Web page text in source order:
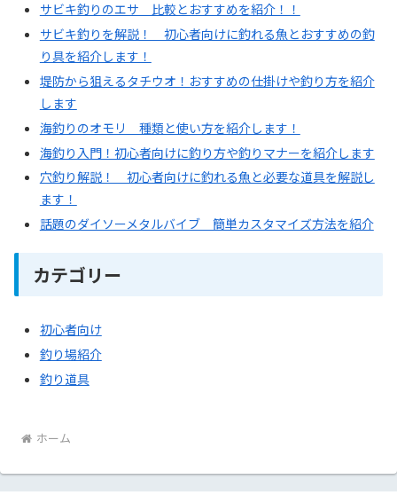
サビキ釣りのエサ 比較とおすすめを紹介！！
サビキ釣りを解説！ 初心者向けに釣れる魚とおすすめの釣
り具を紹介します！
堤防から狙えるタチウオ！おすすめの仕掛けや釣り方を紹介
します
海釣りのオモリ 種類と使い方を紹介します！
海釣り入門！初心者向けに釣り方や釣りマナーを紹介します
穴釣り解説！ 初心者向けに釣れる魚と必要な道具を解説し
ます！
話題のダイソーメタルバイブ 簡単カスタマイズ方法を紹介
カテゴリー
初心者向け
釣り場紹介
釣り道具
ホーム